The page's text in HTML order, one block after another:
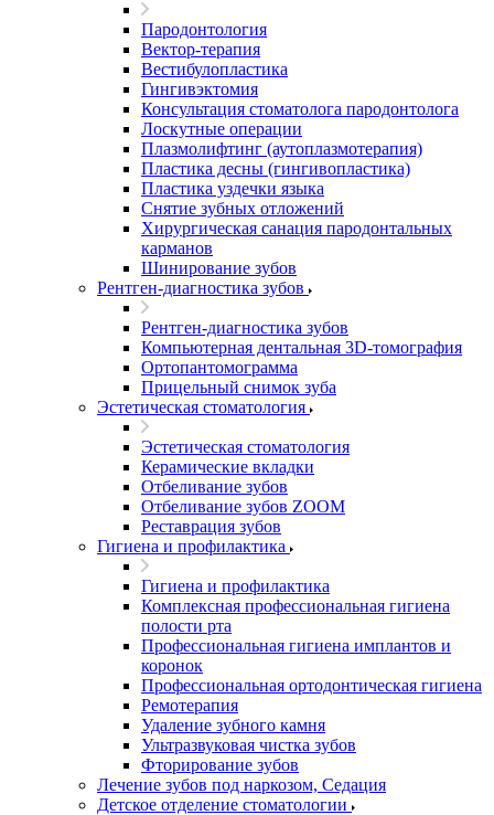
Пародонтология
Вектор-терапия
Вестибулопластика
Гингивэктомия
Консультация стоматолога пародонтолога
Лоскутные операции
Плазмолифтинг (аутоплазмотерапия)
Пластика десны (гингивопластика)
Пластика уздечки языка
Снятие зубных отложений
Хирургическая санация пародонтальных
карманов
Шинирование зубов
Рентген-диагностика зубов
Рентген-диагностика зубов
Компьютерная дентальная 3D-томография
Ортопантомограмма
Прицельный снимок зуба
Эстетическая стоматология
Эстетическая стоматология
Керамические вкладки
Отбеливание зубов
Отбеливание зубов ZOOM
Реставрация зубов
Гигиена и профилактика
Гигиена и профилактика
Комплексная профессиональная гигиена
полости рта
Профессиональная гигиена имплантов и
коронок
Профессиональная ортодонтическая гигиена
Ремотерапия
Удаление зубного камня
Ультразвуковая чистка зубов
Фторирование зубов
Лечение зубов под наркозом, Седация
Детское отделение стоматологии